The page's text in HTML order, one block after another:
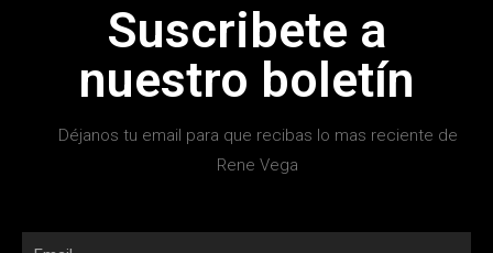
Suscribete a
nuestro boletín
Déjanos tu email para que recibas lo mas reciente de
Rene Vega